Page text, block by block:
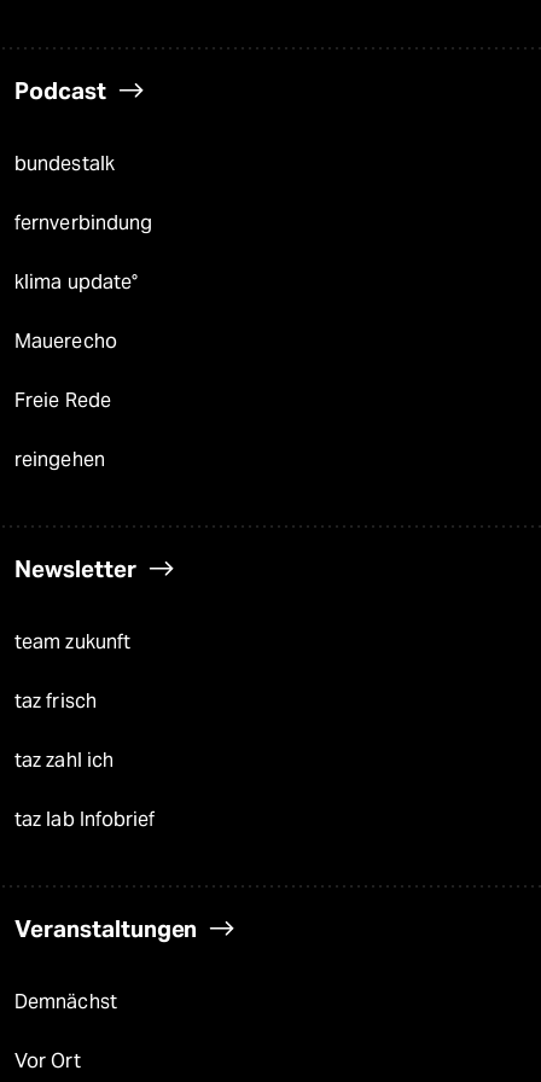
Podcast
bundestalk
fernverbindung
klima update°
Mauerecho
Freie Rede
reingehen
Newsletter
team zukunft
taz frisch
taz zahl ich
taz lab Infobrief
Veranstaltungen
Demnächst
Vor Ort